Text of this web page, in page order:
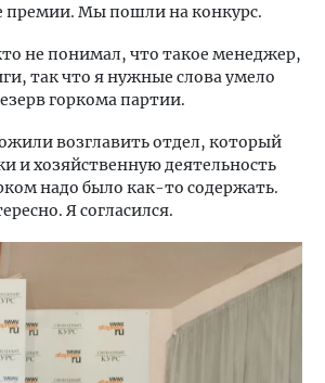
премии. Мы пошли на конкурс.
не понимал, что такое менеджер,
так что я нужные слова умело
горкома партии.
возглавить отдел, который
и хозяйственную деятельность
надо было как-то содержать.
Я согласился.